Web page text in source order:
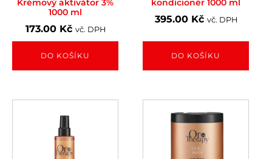
Krémový aktivátor 3%
1000 ml
173.00 Kč vč. DPH
DO KOŠÍKU
kondicionér 1000 ml
395.00 Kč vč. DPH
DO KOŠÍKU